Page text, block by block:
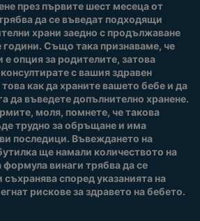
през първите шест месеца от
да се въведат подходящи
храни заедно с продължаване
години. Също така признаваме, че
е опция за родителите, затова
с вашия здравен
как да храните вашето бебе и да
да въведете допълнително хранене.
моля, помнете, че такова
трудно за обръщане и има
последици. Въвеждането на
ще намали количеството на
винаги трябва да се
съхранява според указанията на
рискове за здравето на бебето.